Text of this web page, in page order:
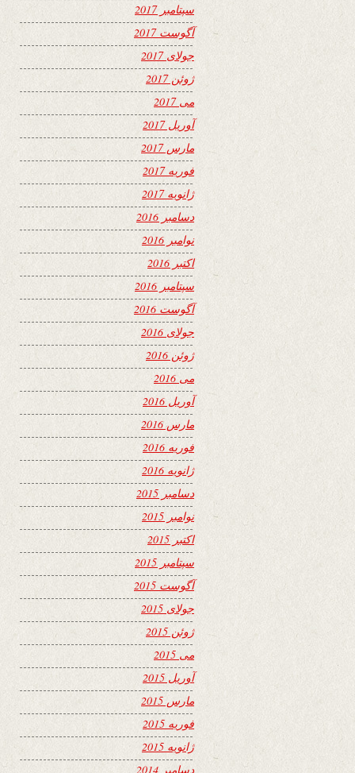
سپتامبر 2017
آگوست 2017
جولای 2017
ژوئن 2017
می 2017
آوریل 2017
مارس 2017
فوریه 2017
ژانویه 2017
دسامبر 2016
نوامبر 2016
اکتبر 2016
سپتامبر 2016
آگوست 2016
جولای 2016
ژوئن 2016
می 2016
آوریل 2016
مارس 2016
فوریه 2016
ژانویه 2016
دسامبر 2015
نوامبر 2015
اکتبر 2015
سپتامبر 2015
آگوست 2015
جولای 2015
ژوئن 2015
می 2015
آوریل 2015
مارس 2015
فوریه 2015
ژانویه 2015
دسامبر 2014